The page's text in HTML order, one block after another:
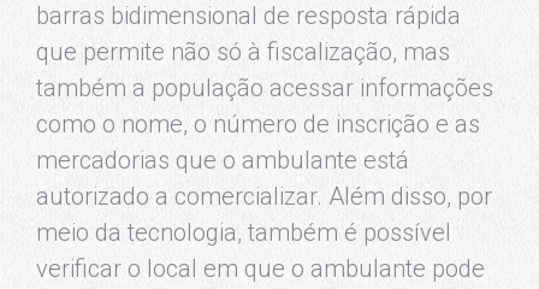
barras bidimensional de resposta rápida
que permite não só à fiscalização, mas
também a população acessar informações
como o nome, o número de inscrição e as
mercadorias que o ambulante está
autorizado a comercializar. Além disso, por
meio da tecnologia, também é possível
verificar o local em que o ambulante pode